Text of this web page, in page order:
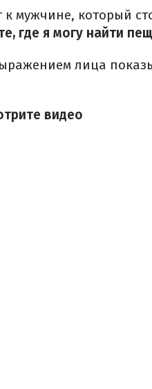
мужчине, который
где я могу найти
лица
видео